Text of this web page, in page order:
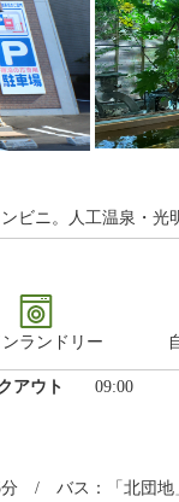
ビニ。人工温泉・光
ンランドリー
アウト
09:00
分 / バス：「北団地